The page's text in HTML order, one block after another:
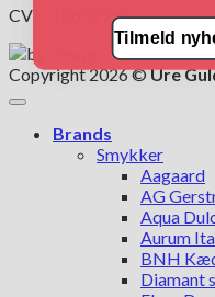
CVR: 10692997
Copyright 2026 ©Ure
Brands
Smykker
Aagaard
AG
Aqua
Aurum
BNH
Diamant
Tilmeld